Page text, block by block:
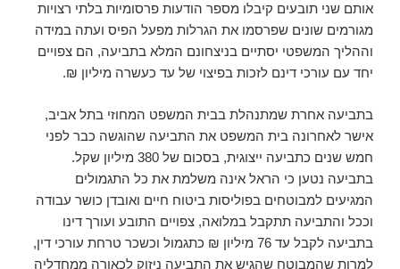
אותם שני תובעים קיבלו מספר הודעות פרסומיות בלתי רצויות
מגורמים שונים שפרסמו את הגרלות מפעל הפיס ועתה במידה
וההליך המשפטי יסתיים בניצחונם המלא בתביעה, הם צפויים
יחד עם עורכי דינם לזכות בפיצוי של עד כעשרה מיליון ₪.
בתביעה אחרת שמתנהלת בבית המשפט המחוזי בתל אביב,
אישר לאחרונה בית המשפט את התביעה שהוגשה כבר לפני
חמש שנים כתביעה ייצוגית, בסכום של 380 מיליון שקל.
בתביעה נטען כי הראל אינה משלמת את כל התגמולים
המגיעים למבוטחים בפוליסות ביטוח חיים ואובדן כושר עבודה
וככל והתביעה תתקבל במלואה, צפויים התובע ועורך דינו
בתביעה לקבל עד 76 מיליון ₪ כתגמול וכשכר טרחת עורכי דין,
למרות שהמבוטח שהגיש את התביעה ניזוק לכאורה ממחדליה